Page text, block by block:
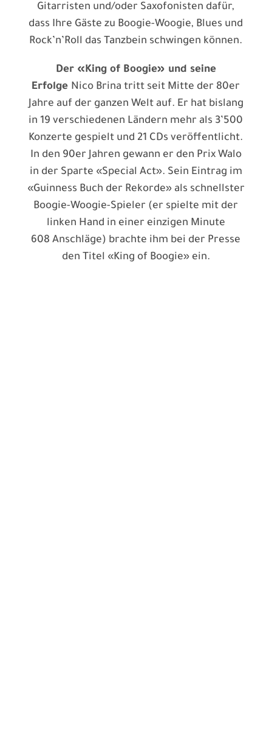
Gitarristen und/oder Saxofonisten dafür,
dass Ihre Gäste zu Boogie-Woogie, Blues und
Rock’n’Roll das Tanzbein schwingen können.
Der «King of Boogie» und seine
Erfolge Nico Brina tritt seit Mitte der 80er
Jahre auf der ganzen Welt auf. Er hat bislang
in 19 verschiedenen Ländern mehr als 3’500
Konzerte gespielt und 21 CDs veröffentlicht.
In den 90er Jahren gewann er den Prix Walo
in der Sparte «Special Act». Sein Eintrag im
«Guinness Buch der Rekorde» als schnellster
Boogie-Woogie-Spieler (er spielte mit der
linken Hand in einer einzigen Minute
608 Anschläge) brachte ihm bei der Presse
den Titel «King of Boogie» ein.